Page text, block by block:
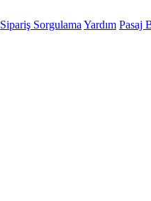
Sipariş Sorgulama Yardım Pasaj